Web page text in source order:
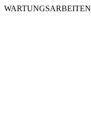
WARTUNGSARBEITEN